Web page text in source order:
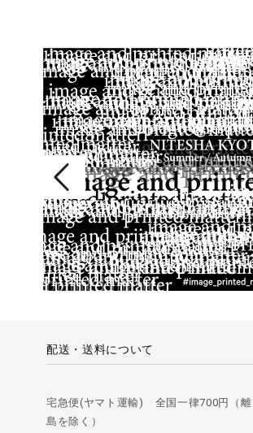
配送・送料について
宅急便(ヤマト運輸) 全国一律700円（離
島を除く）